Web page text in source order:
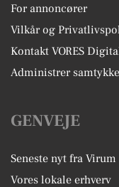
For annoncører
Vilkår og
Kontakt VORES
Administrer samtykke
GENVEJE
Seneste nyt fra Virum
Vores lokale erhverv